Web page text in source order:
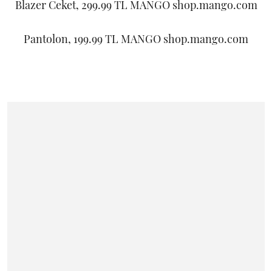
Blazer Ceket, 299.99 TL MANGO shop.mango.com
Pantolon, 199.99 TL MANGO shop.mango.com